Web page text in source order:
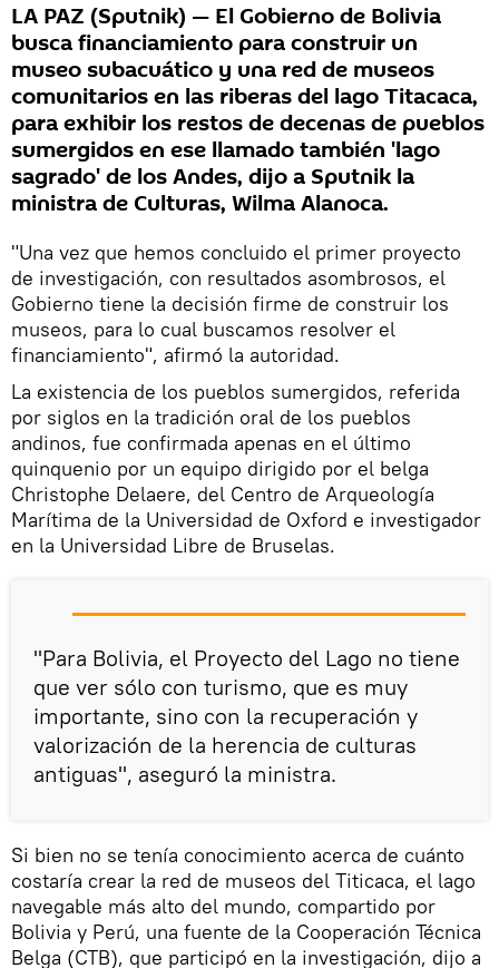
LA PAZ (Sputnik) — El Gobierno de Bolivia
busca financiamiento para construir un
museo subacuático y una red de museos
comunitarios en las riberas del lago Titacaca,
para exhibir los restos de decenas de pueblos
sumergidos en ese llamado también 'lago
sagrado' de los Andes, dijo a Sputnik la
ministra de Culturas, Wilma Alanoca.
"Una vez que hemos concluido el primer proyecto
de investigación, con resultados asombrosos, el
Gobierno tiene la decisión firme de construir los
museos, para lo cual buscamos resolver el
financiamiento", afirmó la autoridad.
La existencia de los pueblos sumergidos, referida
por siglos en la tradición oral de los pueblos
andinos, fue confirmada apenas en el último
quinquenio por un equipo dirigido por el belga
Christophe Delaere, del Centro de Arqueología
Marítima de la Universidad de Oxford e investigador
en la Universidad Libre de Bruselas.
"Para Bolivia, el Proyecto del Lago no tiene
que ver sólo con turismo, que es muy
importante, sino con la recuperación y
valorización de la herencia de culturas
antiguas", aseguró la ministra.
Si bien no se tenía conocimiento acerca de cuánto
costaría crear la red de museos del Titicaca, el lago
navegable más alto del mundo, compartido por
Bolivia y Perú, una fuente de la Cooperación Técnica
Belga (CTB), que participó en la investigación, dijo a